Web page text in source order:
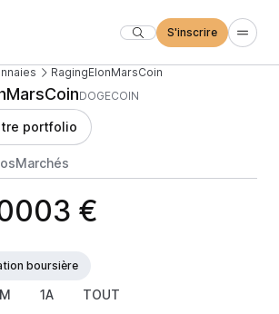
S'inscrire
RagingElonMarsCoin
DOGECOIN
portfolio
Marchés
€
boursière
1A TOUT